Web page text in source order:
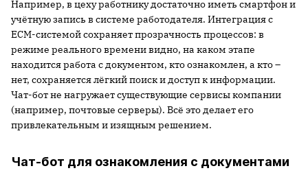
Например, в цеху работнику достаточно иметь смартфон и
учётную запись в системе работодателя. Интеграция с
ECM-системой сохраняет прозрачность процессов: в
режиме реального времени видно, на каком этапе
находится работа с документом, кто ознакомлен, а кто –
нет, сохраняется лёгкий поиск и доступ к информации.
Чат-бот не нагружает существующие сервисы компании
(например, почтовые серверы). Всё это делает его
привлекательным и изящным решением.
Чат-бот для ознакомления с документами